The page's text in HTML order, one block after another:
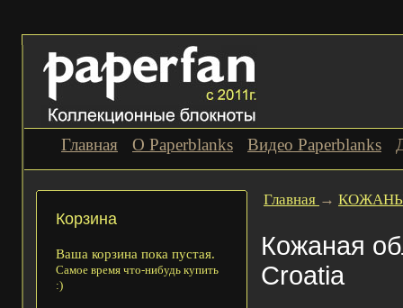
Главная О Paperblanks Видео Paperblanks
Корзина
Ваша корзина пока пустая.
Самое время что-нибудь купить
:)
Главная →
Кожаная
Croatia